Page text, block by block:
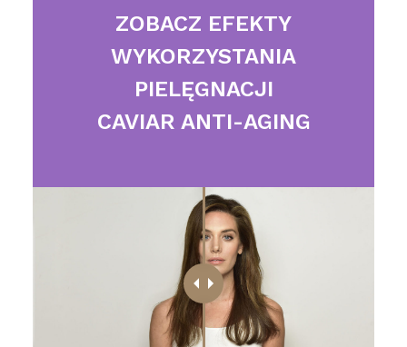
ZOBACZ EFEKTY
WYKORZYSTANIA
PIELĘGNACJI
CAVIAR ANTI-AGING